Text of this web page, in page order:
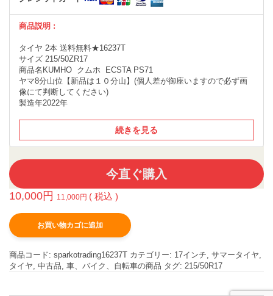
商品説明 :
タイヤ 2本 送料無料★16237T
サイズ 215/50ZR17
商品名KUMHO クムホ ECSTA PS71
ヤマ8分山位【新品は１０分山】(個人差が御座いますので必ず画
像にて判断してください)
製造年2022年
続きを見る
今直ぐ購入
10,000円 11,000円 ( 税込 )
お買い物カゴに追加
商品コード: sparkotrading16237T カテゴリー: 17インチ サマータイヤ
タイヤ 中古品 車、バイク、自転車の商品 タグ: 215/50R17